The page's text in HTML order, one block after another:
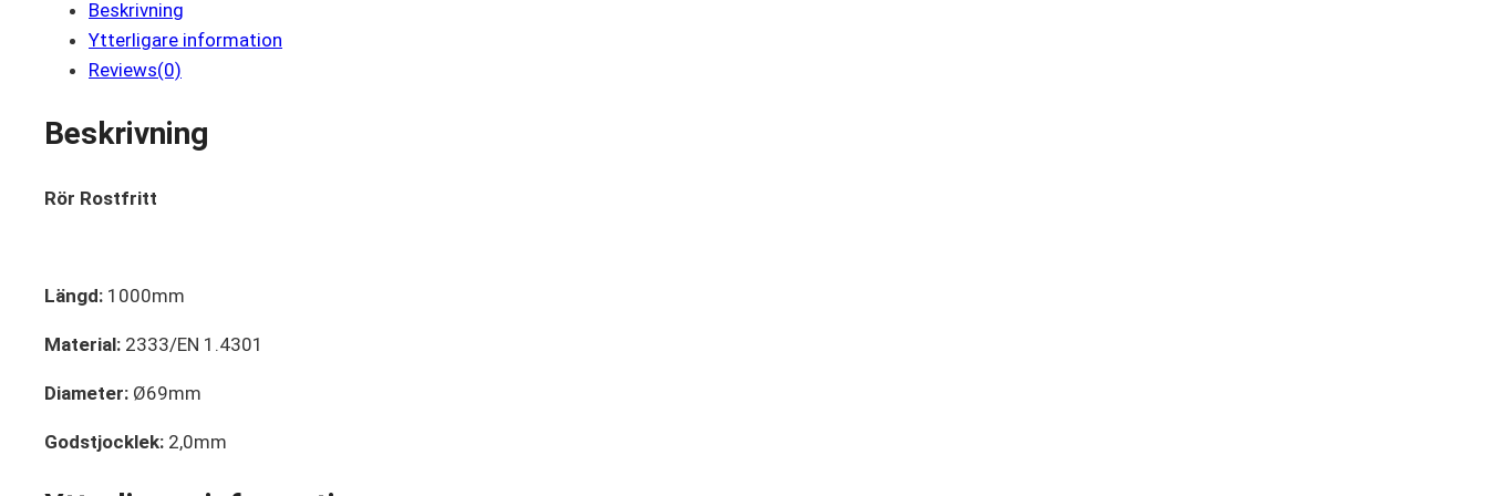
Beskrivning
Ytterligare information
Reviews(0)
Beskrivning
Rör Rostfritt
Längd: 1000mm
Material: 2333/EN 1.4301
Diameter: Ø69mm
Godstjocklek: 2,0mm